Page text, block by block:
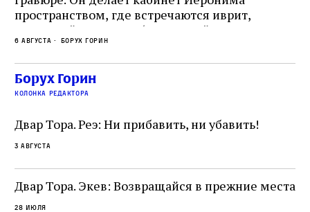
пространством, где встречаются иврит,
греческий и латынь; буквальный смысл и
церковная традиция; филологическая
точность и понятность; переводчик,
убеждённый в необходимости исправления, и
читатель, воспринимающий исправление как
не просто покровитель переводчиков,
окружённый книгами. Перед нами человек,
одно решение которого вызвало возмущение
целой общины и стало частью многовекового
спора о том, кому принадлежит последнее
слово в переводе Библии
6 августа Борух Горин
Борух Горин
колонка редактора
Двар Тора. Реэ: Ни прибавить, ни убавить!
3 августа
Двар Тора. Экев: Возвращайся в прежние места
28 июля